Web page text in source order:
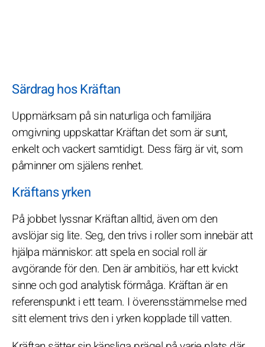
Särdrag hos Kräftan
Uppmärksam på sin naturliga och familjära
omgivning uppskattar Kräftan det som är sunt,
enkelt och vackert samtidigt. Dess färg är vit, som
påminner om själens renhet.
Kräftans yrken
På jobbet lyssnar Kräftan alltid, även om den
avslöjar sig lite. Seg, den trivs i roller som innebär att
hjälpa människor: att spela en social roll är
avgörande för den. Den är ambitiös, har ett kvickt
sinne och god analytisk förmåga. Kräftan är en
referenspunkt i ett team. I överensstämmelse med
sitt element trivs den i yrken kopplade till vatten.